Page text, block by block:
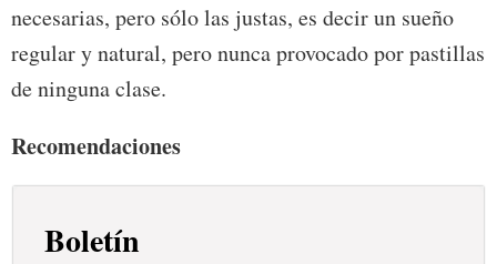
necesarias, pero sólo las justas, es decir un sueño
regular y natural, pero nunca provocado por pastillas
de ninguna clase.
Recomendaciones
Boletín